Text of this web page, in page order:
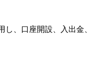
、口座開設、入出金、